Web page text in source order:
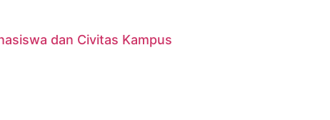
dan Civitas Kampus